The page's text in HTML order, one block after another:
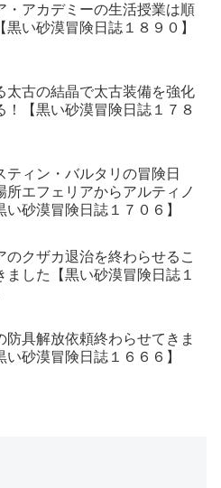
・アカデミーの生活授業は順
黒い砂漠冒険日誌１８９０】
太古の結晶で太古装備を強化
！【黒い砂漠冒険日誌１７８
ティン・バルタリの冒険日
所エフェリアからアルティノ
い砂漠冒険日誌１７０６】
のクザカ退治を終わらせるこ
ました【黒い砂漠冒険日誌１
防具解放依頼終わらせてきま
い砂漠冒険日誌１６６６】